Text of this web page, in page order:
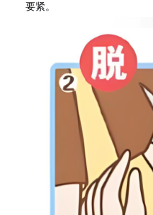
要紧。